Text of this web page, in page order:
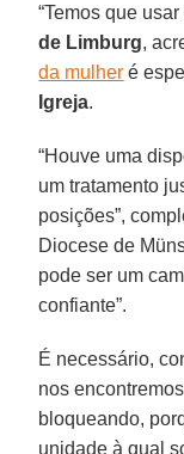
“Temos que
de Limburg,
da mulher é
Igreja.
“Houve uma
um tratamento
posições”,
Diocese de
pode ser um
confiante”.
É necessário,
nos
bloqueando,
unidade à qual